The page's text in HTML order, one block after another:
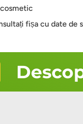
fișa cu date de